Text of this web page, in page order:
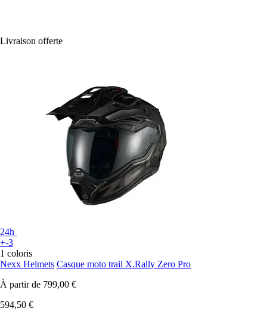
Livraison offerte
24h
+-3
1 coloris
Nexx Helmets Casque moto trail X.Rally Zero Pro
À partir de 799,00 €
594,50 €